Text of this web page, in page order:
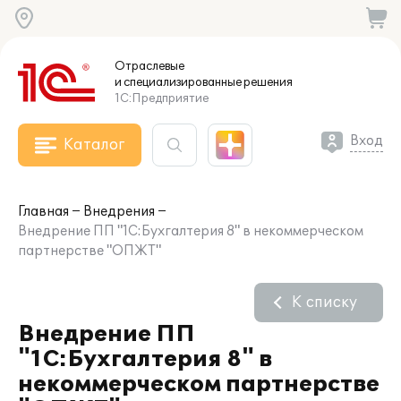
Отраслевые
и специализированныерешения
1С:Предприятие
Каталог Вход
Главная
Внедрения
Внедрение ПП "1С:Бухгалтерия 8" в некоммерческом
партнерстве "ОПЖТ"
Внедрение ПП
"1С:Бухгалтерия 8" в
некоммерческом партнерстве
К списку